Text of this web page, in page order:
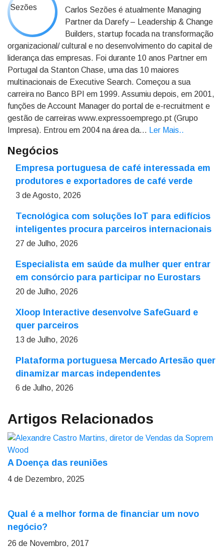
Carlos Sezões é atualmente Managing
Partner da Darefy – Leadership & Change
Builders, startup focada na transformação
organizacional/ cultural e no desenvolvimento do capital de
liderança das empresas. Foi durante 10 anos Partner em
Portugal da Stanton Chase, uma das 10 maiores
multinacionais de Executive Search. Começou a sua
carreira no Banco BPI em 1999. Assumiu depois, em 2001,
funções de Account Manager do portal de e-recruitment e
gestão de carreiras www.expressoemprego.pt (Grupo
Impresa). Entrou em 2004 na área da...
Ler Mais..
Negócios
Empresa portuguesa de café interessada em
produtores e exportadores de café verde
3 de Agosto, 2026
Tecnológica com soluções IoT para edifícios
inteligentes procura parceiros internacionais
27 de Julho, 2026
Especialista em saúde da mulher quer entrar
em consórcio para participar no Eurostars
20 de Julho, 2026
Xloop Interactive desenvolve SafeGuard e
quer parceiros
13 de Julho, 2026
Plataforma portuguesa Mercado Artesão quer
dinamizar marcas independentes
6 de Julho, 2026
Artigos Relacionados
A Doença das reuniões
4 de Dezembro, 2025
Qual é a melhor forma de financiar um novo
negócio?
26 de Novembro, 2017